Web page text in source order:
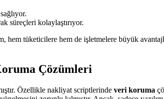
süreçleri kolaylaştırıyor.
tüketicilere hem de işletmelere büyük
Çözümleri
Özellikle nakliyat scriptlerinde veri koruma